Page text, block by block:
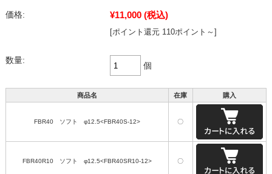
価格: ¥11,000 (税込)
[ポイント還元 110ポイント～]
数量:
個
商品名 在庫 購入
FBR40 ソフト φ12.5<FBR40S-12> 〇
FBR40R10 ソフト φ12.5<FBR40SR10-12> 〇